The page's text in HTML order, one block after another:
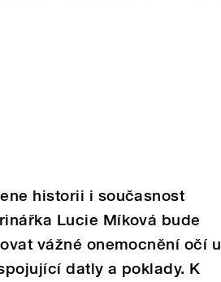
historii i současnost
Lucie Míková bude
vážné onemocnění očí u
datly a poklady. K